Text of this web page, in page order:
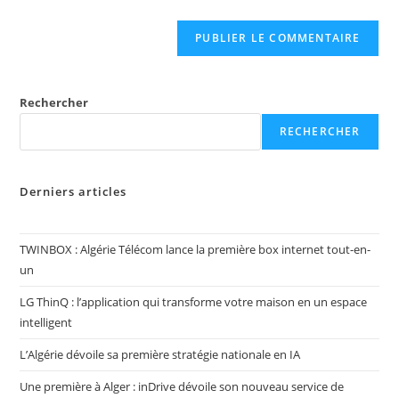
Rechercher
RECHERCHER
Derniers articles
TWINBOX : Algérie Télécom lance la première box internet tout-en-
un
LG ThinQ : l’application qui transforme votre maison en un espace
intelligent
L’Algérie dévoile sa première stratégie nationale en IA
Une première à Alger : inDrive dévoile son nouveau service de